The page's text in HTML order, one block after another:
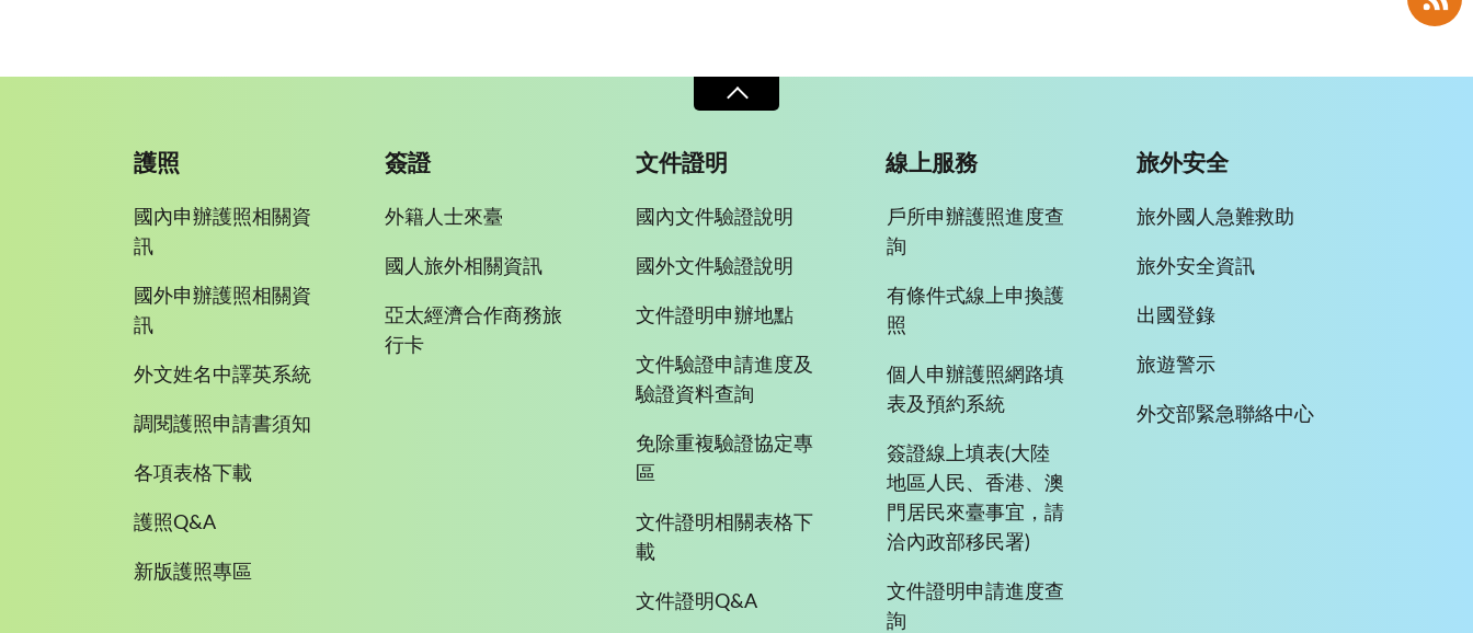
護照
國內申辦護照相關資
訊
國外申辦護照相關資
訊
外文姓名中譯英系統
調閱護照申請書須知
各項表格下載
護照Q&A
新版護照專區
簽證
外籍人士來臺
國人旅外相關資訊
亞太經濟合作商務旅
行卡
文件證明
國內文件驗證說明
國外文件驗證說明
文件證明申辦地點
文件驗證申請進度及
驗證資料查詢
免除重複驗證協定專
區
文件證明相關表格下
載
文件證明Q&A
線上服務
戶所申辦護照進度查
詢
有條件式線上申換護
照
個人申辦護照網路填
表及預約系統
簽證線上填表(大陸
地區人民、香港、澳
門居民來臺事宜，請
洽內政部移民署)
文件證明申請進度查
詢
旅外安全
旅外國人急難救助
旅外安全資訊
出國登錄
旅遊警示
外交部緊急聯絡中心